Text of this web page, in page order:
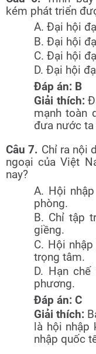
kém phát triển
A. Đại hội
B. Đại hội
C. Đại hội
D. Đại hội
Đáp án: B
Giải thích:
mạnh toàn
đưa nước
Câu 7. Chỉ ra nội
ngoại của Việt
nay?
A. Hội
phòng.
B. Chỉ tập
giềng.
C. Hội
trọng tâm.
D. Hạn
phương.
Đáp án: C
Giải thích:
là hội nhập
nhập quốc